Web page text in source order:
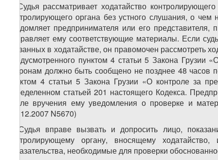
2. Судья рассматривает ходатайство
контролирующего органа без устного слушания, о
уведомляет предпринимателя или его
направляет ему соответствующие материалы. Если
указанных в ходатайстве, он правомочен рассмотреть
предусмотренного пунктом 4 статьи 5 Закона Грузии
сторонам должно быть сообщено не позднее 48 часов
пунктом 4 статьи 5 Закона Грузии «О контроле за
определенном статьей 201 настоящего Кодекса.
после вручения ему уведомления о проверке и
(28.12.2007 N5670)
3. Судья вправе вызвать и допросить лицо,
контролирующему органу, вносящему
доказательства, необходимые для проверки